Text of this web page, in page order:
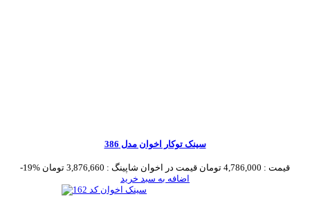
سینک توکار اخوان مدل 386
-19% قیمت : 4,786,000 تومان قیمت در اخوان شاپینگ : 3,876,660 تومان
اضافه به سبد خرید